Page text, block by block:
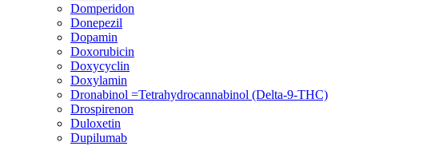
Domperidon
Donepezil
Dopamin
Doxorubicin
Doxycyclin
Doxylamin
Dronabinol =Tetrahydrocannabinol (Delta-9-THC)
Drospirenon
Duloxetin
Dupilumab